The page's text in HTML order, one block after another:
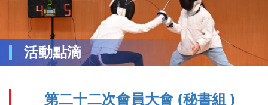
活動點滴
第二十二次會員大會 (秘書組 )